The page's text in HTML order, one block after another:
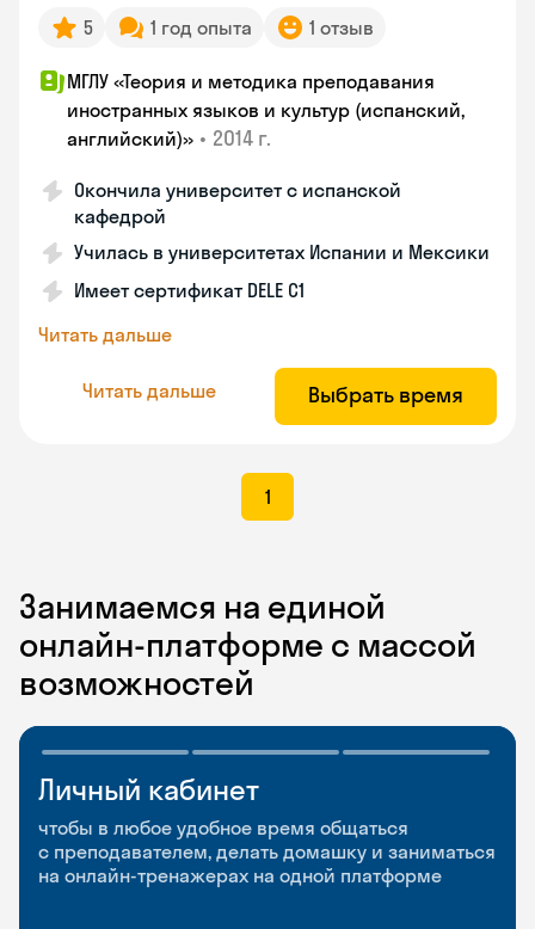
5 1 год опыта 1 отзыв
МГЛУ «Теория и методика преподавания
иностранных языков и культур (испанский,
английский)» • 2014 г.
Окончила университет с испанской
кафедрой
Училась в университетах Испании и Мексики
Имеет сертификат DELE C1
Читать дальше
Читать дальше Выбрать время
1
Занимаемся на единой
онлайн-платформе с массой
возможностей
Личный кабинет
чтобы в любое удобное время общаться
с преподавателем, делать домашку и заниматься
на онлайн-тренажерах на одной платформе
Мобильное
приложение
чтобы заниматься и изучать новые слова где
и когда удобно
Разговорные клубы
и Talks
Групповые занятия для разговорной практики
и индивидуальные встречи с преподавателями